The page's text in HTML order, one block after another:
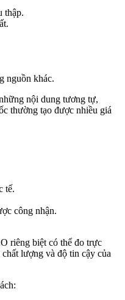
thập.
nguồn khác.
nội dung tương tự,
thường tạo được nhiều giá
tế.
công nhận.
riêng biệt có thể đo trực
lượng và độ tin cậy của